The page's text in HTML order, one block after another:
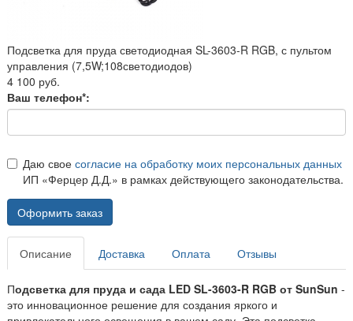
Подсветка для пруда светодиодная SL-3603-R RGB, с пультом
управления (7,5W;108светодиодов)
4 100 руб.
Ваш телефон*:
Даю свое согласие на обработку моих персональных данных
ИП «Ферцер Д.Д.» в рамках действующего законодательства.
Оформить заказ
Описание Доставка Оплата Отзывы
Подсветка для пруда и сада LED SL-3603-R RGB от SunSun -
это инновационное решение для создания яркого и